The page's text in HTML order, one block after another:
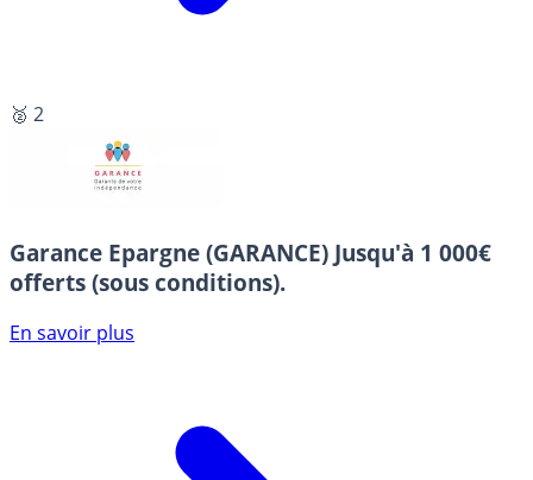
🥈 2
Garance Epargne (GARANCE) Jusqu'à 1 000€
offerts (sous conditions).
En savoir plus